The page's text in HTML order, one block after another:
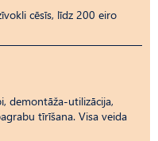
cēsīs, līdz 200 eiro
demontāža-utilizācija,
tīrīšana. Visa veida